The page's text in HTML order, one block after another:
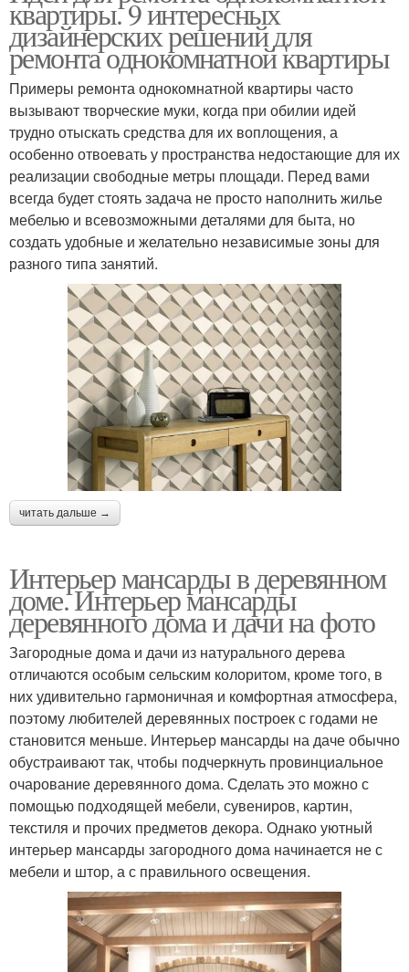
квартиры. 9 интересных
дизайнерских решений для
ремонта однокомнатной квартиры
Примеры ремонта однокомнатной квартиры часто
вызывают творческие муки, когда при обилии идей
трудно отыскать средства для их воплощения, а
особенно отвоевать у пространства недостающие для их
реализации свободные метры площади. Перед вами
всегда будет стоять задача не просто наполнить жилье
мебелью и всевозможными деталями для быта, но
создать удобные и желательно независимые зоны для
разного типа занятий.
читать дальше →
Интерьер мансарды в деревянном
доме. Интерьер мансарды
деревянного дома и дачи на фото
Загородные дома и дачи из натурального дерева
отличаются особым сельским колоритом, кроме того, в
них удивительно гармоничная и комфортная атмосфера,
поэтому любителей деревянных построек с годами не
становится меньше. Интерьер мансарды на даче обычно
обустраивают так, чтобы подчеркнуть провинциальное
очарование деревянного дома. Сделать это можно с
помощью подходящей мебели, сувениров, картин,
текстиля и прочих предметов декора. Однако уютный
интерьер мансарды загородного дома начинается не с
мебели и штор, а с правильного освещения.